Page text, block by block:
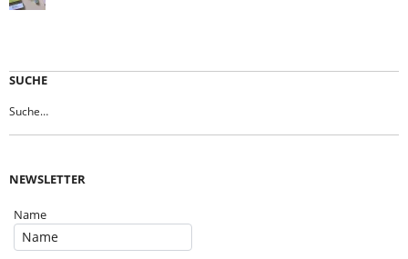
SUCHE
NEWSLETTER
Name